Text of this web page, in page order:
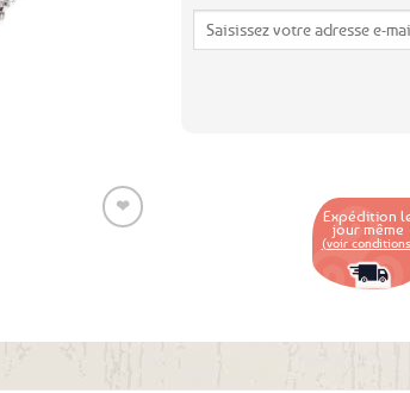
❤ Expédition
jour même
(voir